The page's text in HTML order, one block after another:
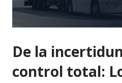
De la
control total: